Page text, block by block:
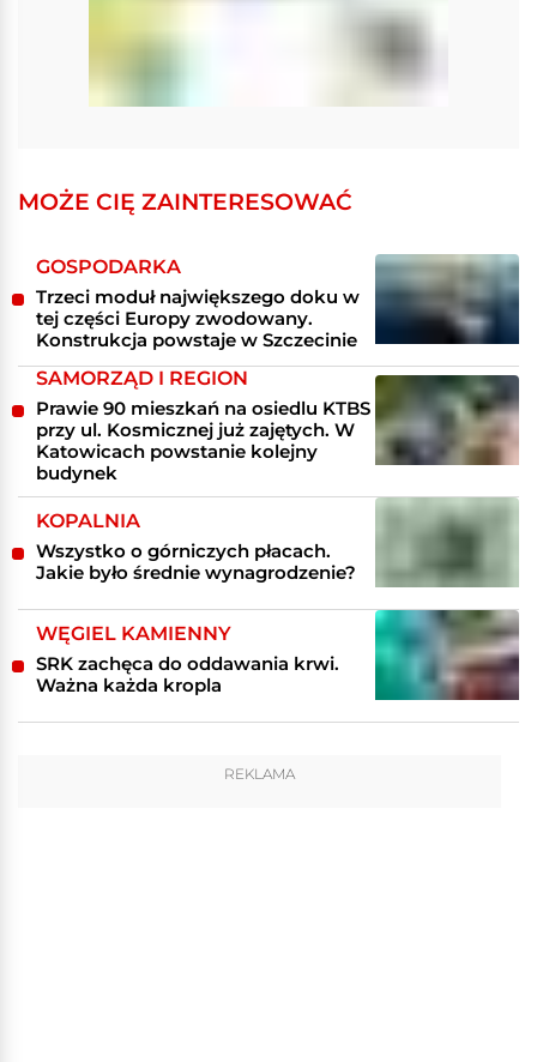
MOŻE CIĘ ZAINTERESOWAĆ
GOSPODARKA
Trzeci moduł największego doku w
tej części Europy zwodowany.
Konstrukcja powstaje w Szczecinie
SAMORZĄD I REGION
Prawie 90 mieszkań na osiedlu KTBS
przy ul. Kosmicznej już zajętych. W
Katowicach powstanie kolejny
budynek
KOPALNIA
Wszystko o górniczych płacach.
Jakie było średnie wynagrodzenie?
WĘGIEL KAMIENNY
SRK zachęca do oddawania krwi.
Ważna każda kropla
REKLAMA